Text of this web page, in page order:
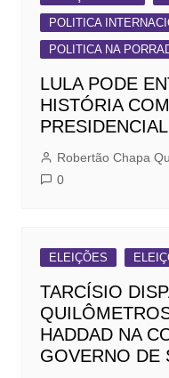
POLITICA
POLITICA NA
LULA PODE
HISTÓRIA
PRESIDENCIAL
Robertão Chapa
0
ELEIÇÕES
TARCÍSIO
HADDAD NA
GOVERNO DE